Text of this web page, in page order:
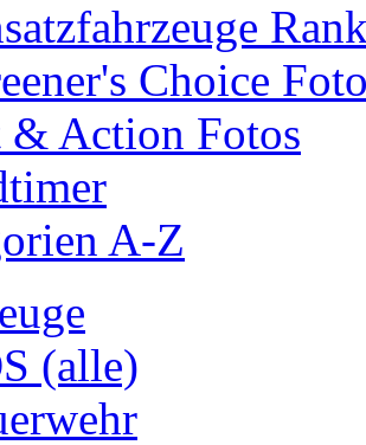
Choice
Action Fotos
A-Z
(alle)